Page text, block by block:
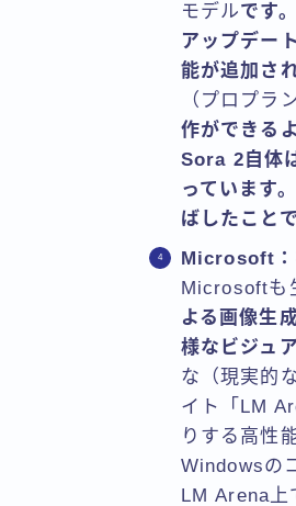
モデルです
アップデー
能が追加さ
（プロプラ
作ができる
Sora 2自体
っています
ばしたことで
Microsoft：
Microsoftも
よる画像生
様なビジュ
な（現実的
イト「LM
りする高性
Windowsの
LM Arena